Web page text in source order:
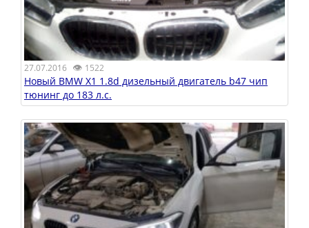
27.07.2016 👁 1522
Новый BMW X1 1.8d дизельный двигатель b47 чип
тюнинг до 183 л.с.